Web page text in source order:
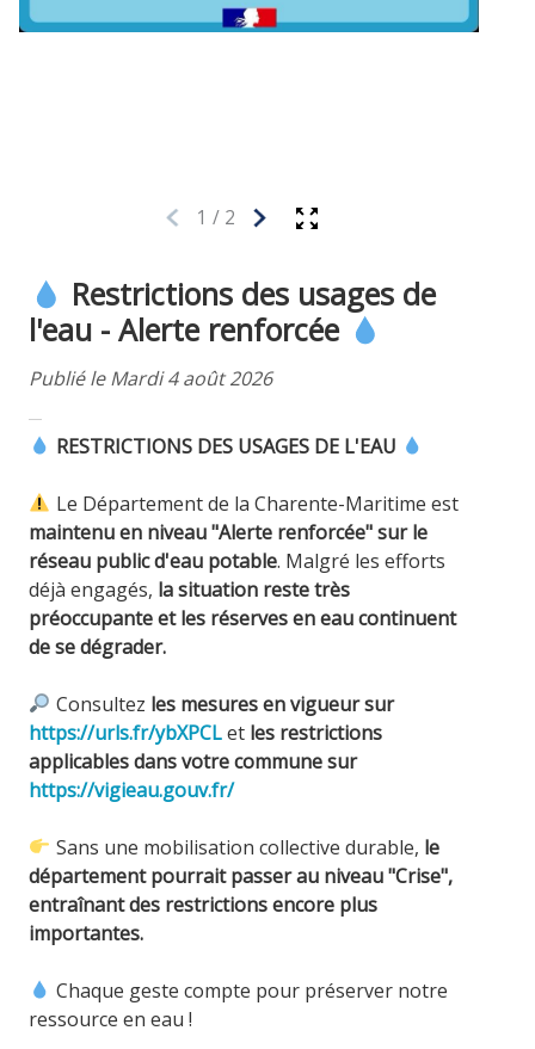
1 / 2
Restrictions des usages de
l'eau - Alerte renforcée
Publié le Mardi 4 août 2026
RESTRICTIONS DES USAGES DE L'EAU
Le Département de la Charente-Maritime est
maintenu en niveau "Alerte renforcée" sur le
réseau public d'eau potable. Malgré les efforts
déjà engagés, la situation reste très
préoccupante et les réserves en eau continuent
de se dégrader.
Consultez les mesures en vigueur sur
https://urls.fr/ybXPCLet les restrictions
applicables dans votre commune sur
https://vigieau.gouv.fr/
Sans une mobilisation collective durable, le
département pourrait passer au niveau "Crise",
entraînant des restrictions encore plus
importantes.
Chaque geste compte pour préserver notre
ressource en eau !